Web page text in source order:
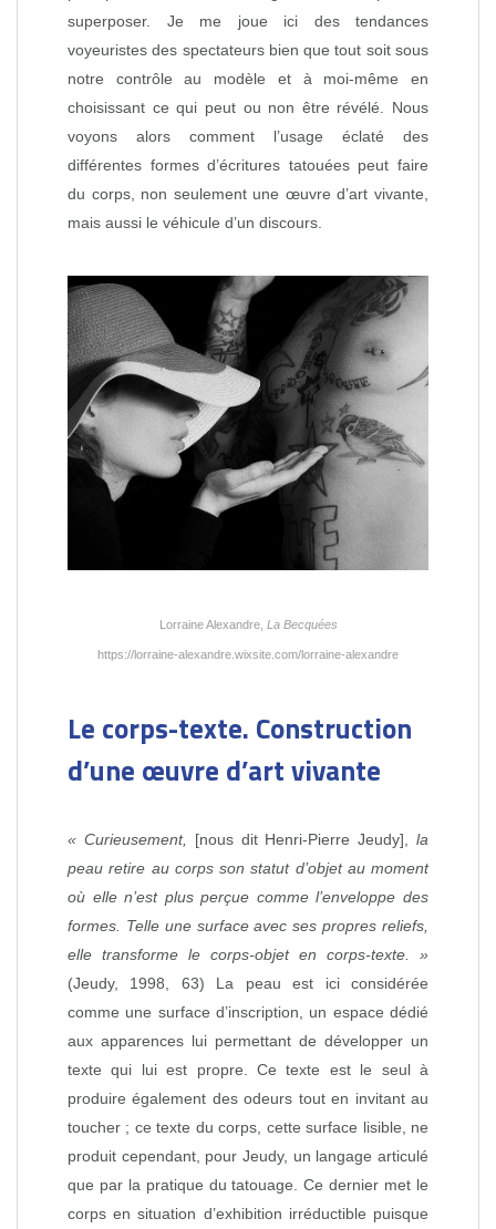
superposer. Je me joue ici des tendances
voyeuristes des spectateurs bien que tout soit sous
notre contrôle au modèle et à moi-même en
choisissant ce qui peut ou non être révélé. Nous
voyons alors comment l’usage éclaté des
différentes formes d’écritures tatouées peut faire
du corps, non seulement une œuvre d’art vivante,
mais aussi le véhicule d’un discours.
Lorraine Alexandre, La Becquées
https://lorraine-alexandre.wixsite.com/lorraine-alexandre
Le corps-texte. Construction
d’une œuvre d’art vivante
« Curieusement, [nous dit Henri-Pierre Jeudy],
la
peau retire au corps son statut d’objet au moment
où elle n’est plus perçue comme l’enveloppe des
formes. Telle une surface avec ses propres reliefs,
elle transforme le corps-objet en corps-texte. »
(Jeudy, 1998, 63) La peau est ici considérée
comme une surface d’inscription, un espace dédié
aux apparences lui permettant de développer un
texte qui lui est propre. Ce texte est le seul à
produire également des odeurs tout en invitant au
toucher ; ce texte du corps, cette surface lisible, ne
produit cependant, pour Jeudy, un langage articulé
que par la pratique du tatouage. Ce dernier met le
corps en situation d’exhibition irréductible puisque